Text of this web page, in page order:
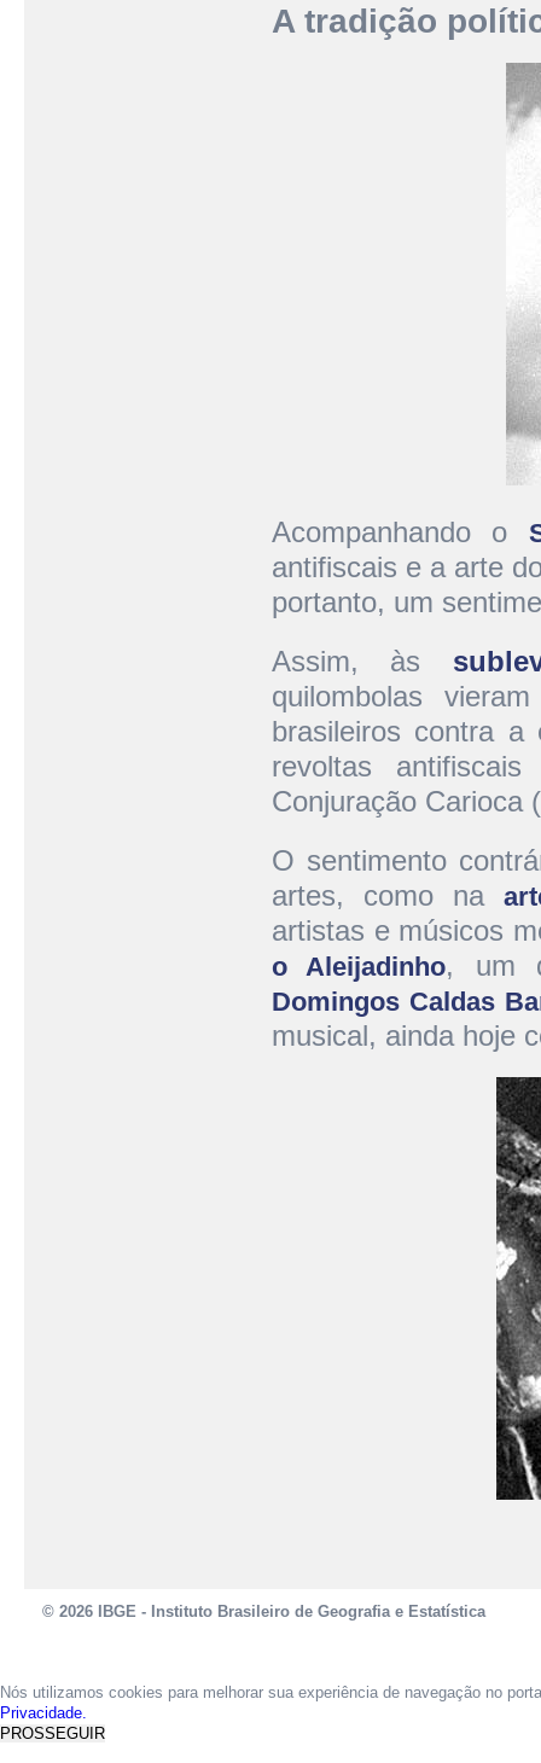
A tradição
Acompanhando o
antifiscais e a arte
portanto, um
Assim, às
quilombolas
brasileiros contra a
revoltas
Conjuração Carioca
O sentimento
artes, como na
artistas e músicos
o Aleijadinho, um
Domingos Caldas
musical, ainda hoje
© 2026 IBGE - Instituto Brasileiro de Geografia e Estatística
Nós utilizamos cookies para melhorar sua experiência de navegação no
Privacidade.
PROSSEGUIR